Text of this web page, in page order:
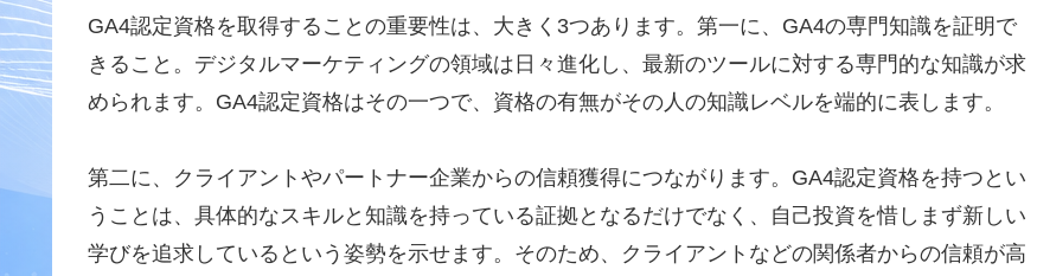
GA4認定資格を取得することの重要性は、大きく3つあります。第一に、GA4の専門知識を証明で
きること。デジタルマーケティングの領域は日々進化し、最新のツールに対する専門的な知識が求
められます。GA4認定資格はその一つで、資格の有無がその人の知識レベルを端的に表します。
第二に、クライアントやパートナー企業からの信頼獲得につながります。GA4認定資格を持つとい
うことは、具体的なスキルと知識を持っている証拠となるだけでなく、自己投資を惜しまず新しい
学びを追求しているという姿勢を示せます。そのため、クライアントなどの関係者からの信頼が高